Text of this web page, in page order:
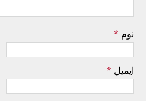
نوم *
ایمیل *